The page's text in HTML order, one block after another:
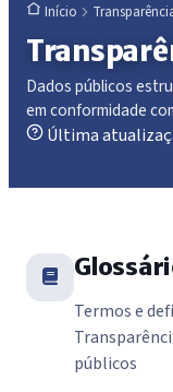
Início
Dados públicos
em conformidade
Última
Termos e
públicos